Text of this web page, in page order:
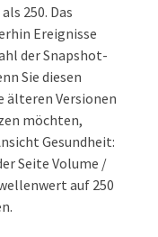
250. Das
Ereignisse
der Snapshot-
Sie diesen
älteren Versionen
möchten,
Gesundheit:
Seite Volume /
auf 250